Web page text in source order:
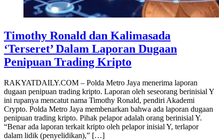
Timothy Ronald dan Kalimasada
‘Terseret’ Dalam Laporan Dugaan
Penipuan Trading Kripto
RAKYATDAILY.COM – Polda Metro Jaya menerima laporan
dugaan penipuan trading kripto. Laporan oleh seseorang berinisial Y
ini rupanya mencatut nama Timothy Ronald, pendiri Akademi
Crypto. Polda Metro Jaya membenarkan bahwa ada laporan dugaan
penipuan trading kripto. Pihak pelapor adalah orang berinisial Y.
“Benar ada laporan terkait kripto oleh pelapor inisial Y, terlapor
dalam lidik (penyelidikan),” […]